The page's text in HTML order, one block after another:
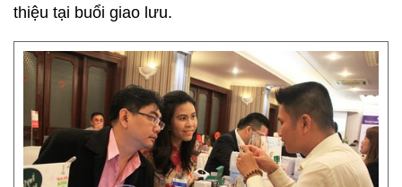
thiệu tại buổi giao lưu.